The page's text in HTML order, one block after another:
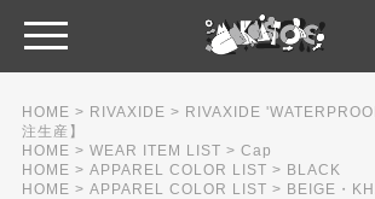
HOME > RIVAXIDE > RIVAXIDE
注生産】
HOME > WEAR ITEM LIST > Cap
HOME > APPAREL COLOR LIST > BLACK
HOME > APPAREL COLOR LIST > BEIGE・